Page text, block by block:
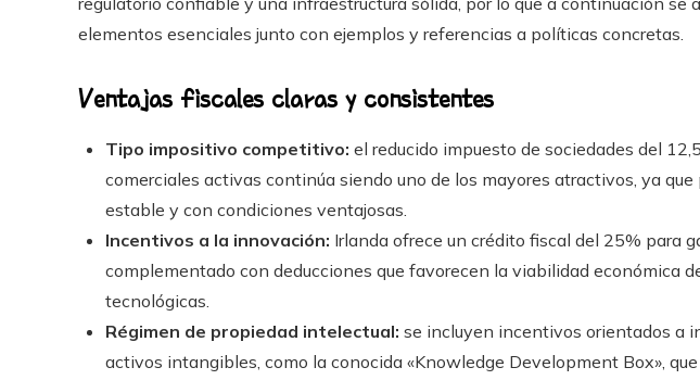
elementos esenciales junto con ejemplos y referencias a políticas concretas.
Ventajas fiscales claras y consistentes
Tipo impositivo competitivo: el reducido impuesto de sociedades del
comerciales activas continúa siendo uno de los mayores atractivos, ya
estable y con condiciones ventajosas.
Incentivos a la innovación: Irlanda ofrece un crédito fiscal del 25% para
complementado con deducciones que favorecen la viabilidad económica
tecnológicas.
Régimen de propiedad intelectual: se incluyen incentivos orientados a
activos intangibles, como la conocida «Knowledge Development Box»,